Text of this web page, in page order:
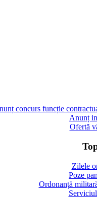
concurs funcție
Anunț
Ofertă
Zilele
Poze
Ordonanță